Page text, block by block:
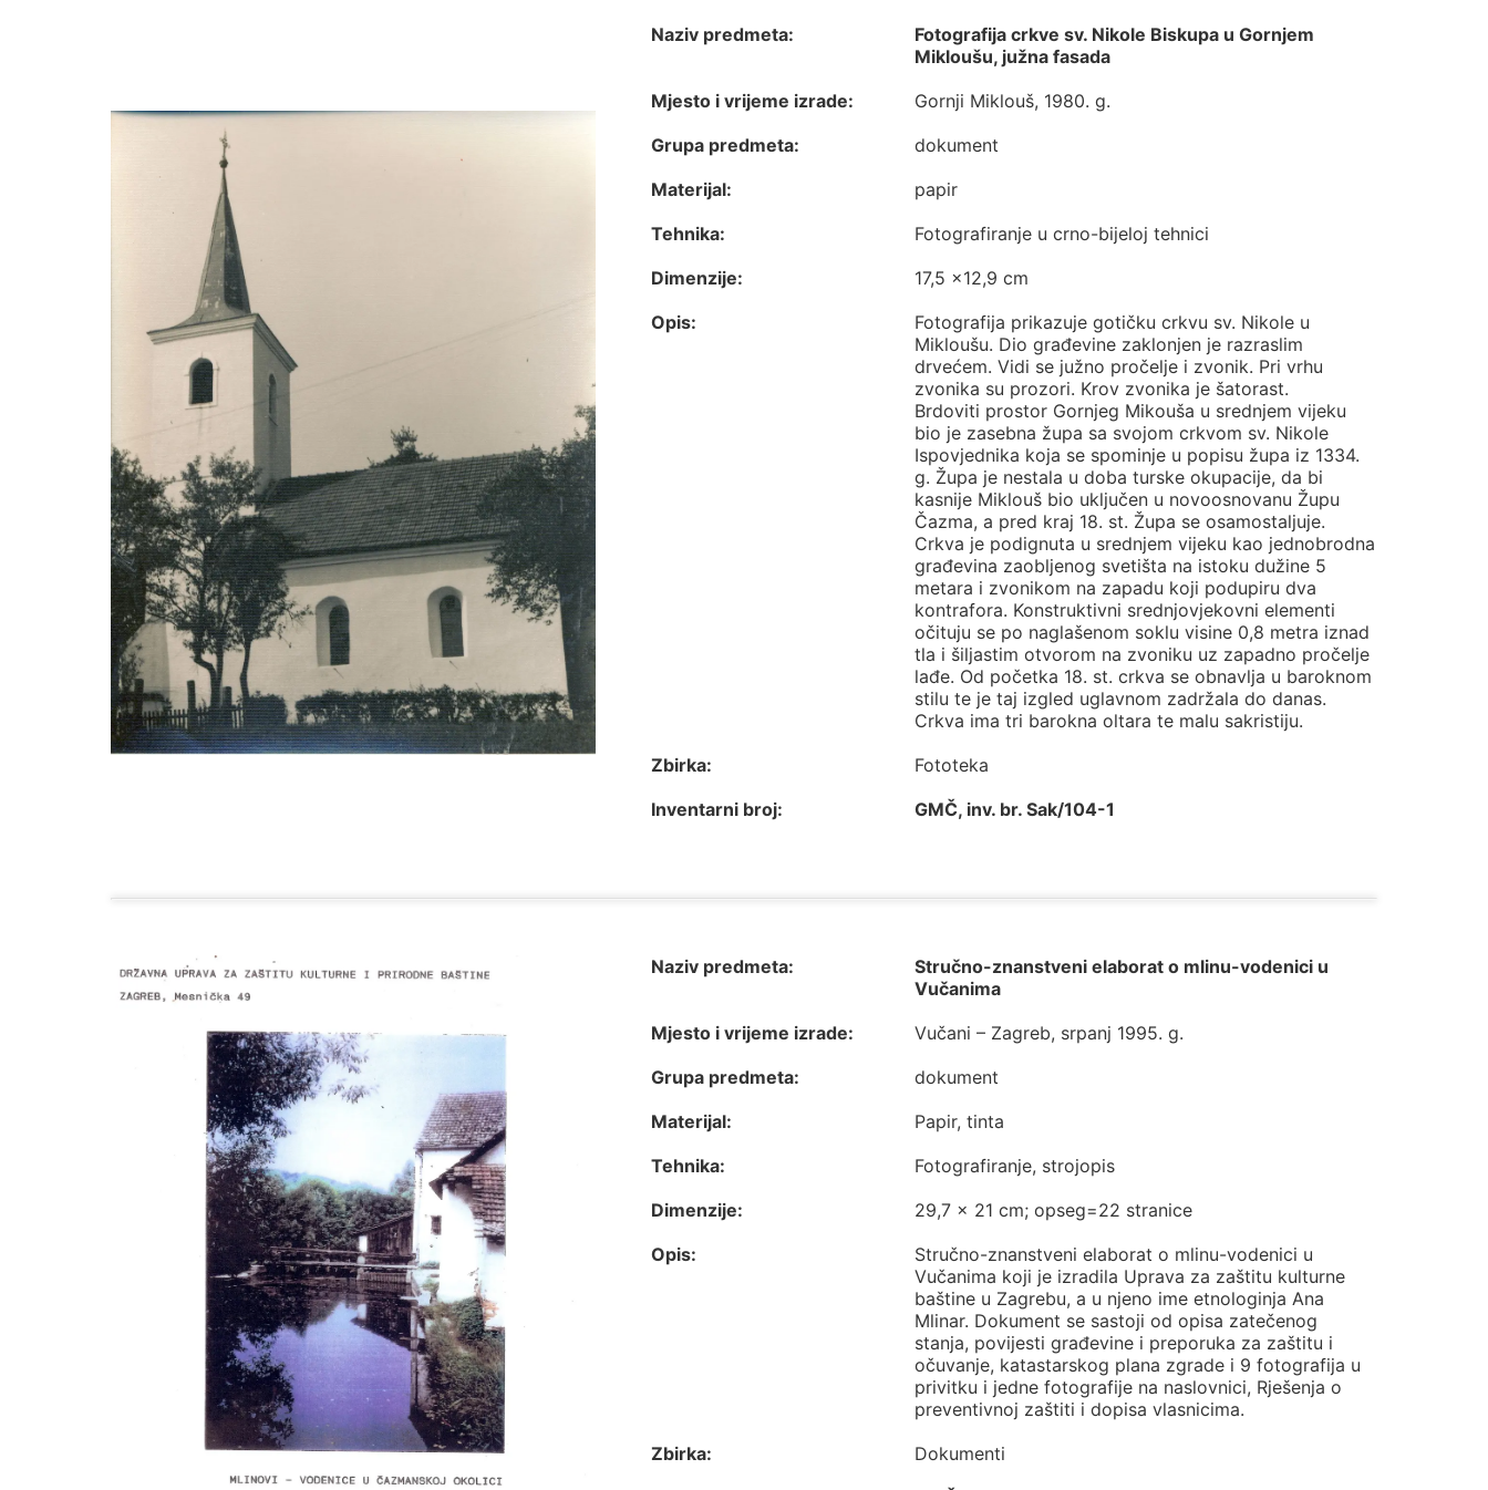
Naziv predmeta:
Fotografija crkve sv. Nikole Biskupa u Gornjem
Mikloušu, južna fasada
Mjesto i vrijeme izrade:
Gornji Miklouš, 1980. g.
Grupa predmeta:
dokument
Materijal:
papir
Tehnika:
Fotografiranje u crno-bijeloj tehnici
Dimenzije:
17,5 x12,9 cm
Opis:
Fotografija prikazuje gotičku crkvu sv. Nikole u
Mikloušu. Dio građevine zaklonjen je razraslim
drvećem. Vidi se južno pročelje i zvonik. Pri vrhu
zvonika su prozori. Krov zvonika je šatorast.
Brdoviti prostor Gornjeg Mikouša u srednjem vijeku
bio je zasebna župa sa svojom crkvom sv. Nikole
Ispovjednika koja se spominje u popisu župa iz 1334.
g. Župa je nestala u doba turske okupacije, da bi
kasnije Miklouš bio uključen u novoosnovanu Župu
Čazma, a pred kraj 18. st. Župa se osamostaljuje.
Crkva je podignuta u srednjem vijeku kao jednobrodna
građevina zaobljenog svetišta na istoku dužine 5
metara i zvonikom na zapadu koji podupiru dva
kontrafora. Konstruktivni srednjovjekovni elementi
očituju se po naglašenom soklu visine 0,8 metra iznad
tla i šiljastim otvorom na zvoniku uz zapadno pročelje
lađe. Od početka 18. st. crkva se obnavlja u baroknom
stilu te je taj izgled uglavnom zadržala do danas.
Crkva ima tri barokna oltara te malu sakristiju.
Zbirka:
Fototeka
Inventarni broj:
GMČ, inv. br. Sak/104-1
Naziv predmeta:
Stručno-znanstveni elaborat o mlinu-vodenici u
Vučanima
Mjesto i vrijeme izrade:
Vučani – Zagreb, srpanj 1995. g.
Grupa predmeta:
dokument
Materijal:
Papir, tinta
Tehnika:
Fotografiranje, strojopis
Dimenzije:
29,7 x 21 cm; opseg=22 stranice
Opis:
Stručno-znanstveni elaborat o mlinu-vodenici u
Vučanima koji je izradila Uprava za zaštitu kulturne
baštine u Zagrebu, a u njeno ime etnologinja Ana
Mlinar. Dokument se sastoji od opisa zatečenog
stanja, povijesti građevine i preporuka za zaštitu i
očuvanje, katastarskog plana zgrade i 9 fotografija u
privitku i jedne fotografije na naslovnici, Rješenja o
preventivnoj zaštiti i dopisa vlasnicima.
Zbirka:
Dokumenti